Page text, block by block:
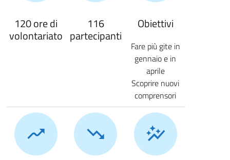
120 ore di
volontariato
116
partecipanti
Obiettivi
Fare più gite in
gennaio e in
aprile
Scoprire nuovi
comprensori